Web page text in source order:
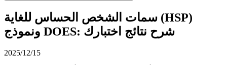
سمات الشخص الحساس للغاية (HSP)
ونموذج DOES: شرح نتائج اختبارك
2025/12/15